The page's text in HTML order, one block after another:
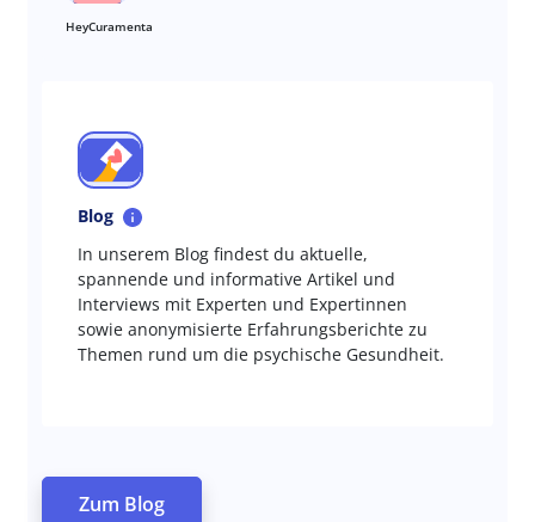
HeyCuramenta
Blog
In unserem Blog findest du aktuelle,
spannende und informative Artikel und
Interviews mit Experten und Expertinnen
sowie anonymisierte Erfahrungsberichte zu
Themen rund um die psychische Gesundheit.
Zum Blog